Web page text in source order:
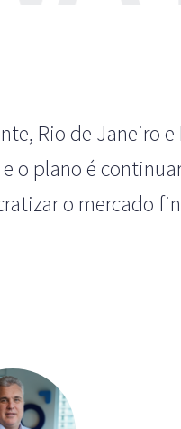
Rio de Janeiro
o plano é
o mercado